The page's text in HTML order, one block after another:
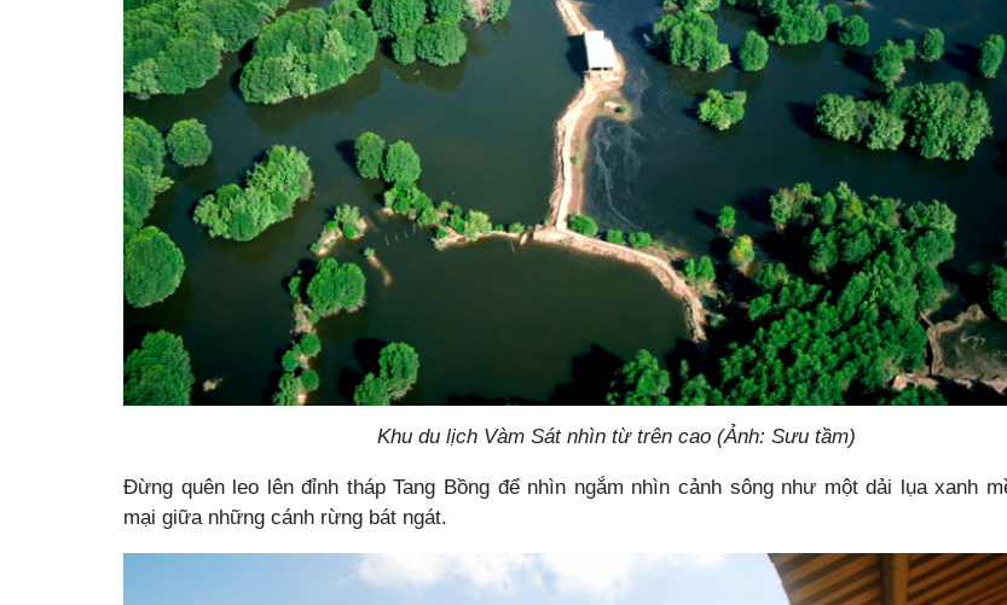
Khu du lịch Vàm Sát nhìn từ trên cao (Ảnh: Sưu tầm)
Đừng quên leo lên đỉnh tháp Tang Bồng để nhìn ngắm nhìn cảnh sông như một dải lụa xanh
mại giữa những cánh rừng bát ngát.